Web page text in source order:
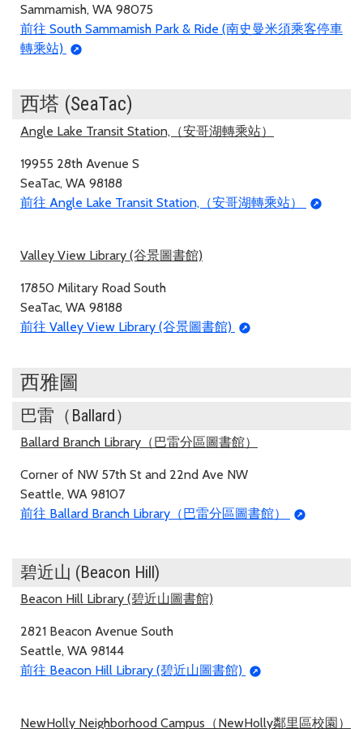
Sammamish, WA 98075
前往 South Sammamish Park & Ride (南史曼米須乘客停車
轉乘站)
西塔 (SeaTac)
Angle Lake Transit Station,（安哥湖轉乘站）
19955 28th Avenue S
SeaTac, WA 98188
前往 Angle Lake Transit Station,（安哥湖轉乘站）
Valley View Library (谷景圖書館)
17850 Military Road South
SeaTac, WA 98188
前往 Valley View Library (谷景圖書館)
西雅圖
巴雷（Ballard）
Ballard Branch Library（巴雷分區圖書館）
Corner of NW 57th St and 22nd Ave NW
Seattle, WA 98107
前往 Ballard Branch Library（巴雷分區圖書館）
碧近山 (Beacon Hill)
Beacon Hill Library (碧近山圖書館)
2821 Beacon Avenue South
Seattle, WA 98144
前往 Beacon Hill Library (碧近山圖書館)
NewHolly Neighborhood Campus（NewHolly鄰里區校園）